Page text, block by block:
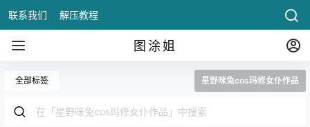
联系我们 解压教程
图涂姐
全部标签 星野咪兔cos玛修女仆作品